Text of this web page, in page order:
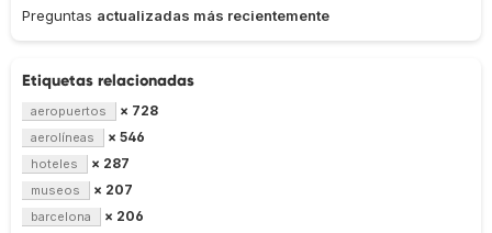
Preguntas actualizadas más recientemente
Etiquetas relacionadas
aeropuertos × 728
aerolíneas × 546
hoteles × 287
museos × 207
barcelona × 206